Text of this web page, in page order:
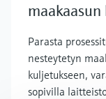
Parasta
nesteytetyn
kuljetukseen,
sopivilla